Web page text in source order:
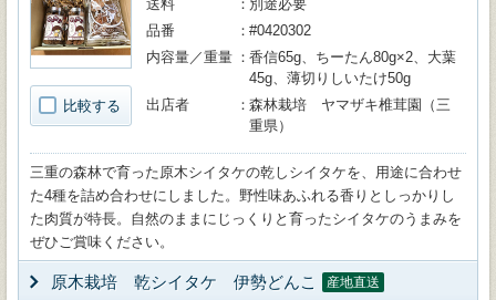
比較する
送料
別途必要
品番
#0420302
内容量／重量
香信65g、ちーたん80g×2、大葉
45g、薄切りしいたけ50g
出店者
森林栽培 ヤマザキ椎茸園（三
重県）
三重の森林で育った原木シイタケの乾しシイタケを、用途に合わせ
た4種を詰め合わせにしました。野性味あふれる香りとしっかりし
た肉質が特長。自然のままにじっくりと育ったシイタケのうまみを
ぜひご賞味ください。
原木栽培 乾シイタケ 伊勢どんこ 産地直送